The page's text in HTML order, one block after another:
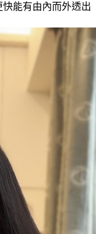
能有由內而外透出